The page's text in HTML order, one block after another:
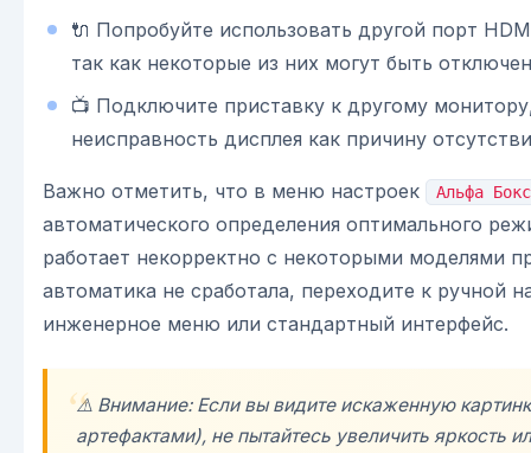
🔌 Попробуйте использовать другой порт
так как некоторые из них могут быть
📺 Подключите приставку к другому
неисправность дисплея как причину
Важно отметить, что в меню настроек Альфа
автоматического определения оптимального
работает некорректно с некоторыми моделями
автоматика не сработала, переходите к ручной
инженерное меню или стандартный интерфейс.
⚠️ Внимание: Если вы видите искаженную
артефактами), не пытайтесь увеличить яркость